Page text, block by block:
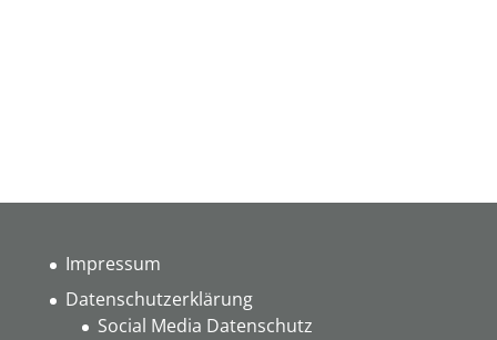
Impressum
Datenschutzerklärung
Social Media Datenschutz